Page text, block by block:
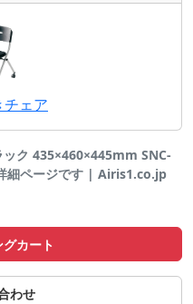
チェア
ク 435×460×445mm SNC-
細ページです | Airis1.co.jp
カート
わせ